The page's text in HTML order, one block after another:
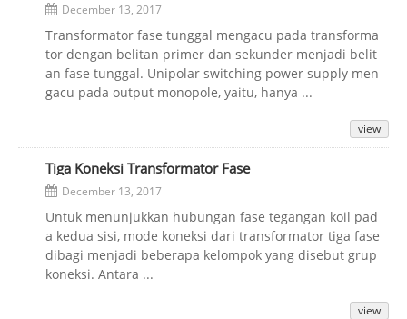
December 13, 2017
Transformator fase tunggal mengacu pada transforma
tor dengan belitan primer dan sekunder menjadi belit
an fase tunggal. Unipolar switching power supply men
gacu pada output monopole, yaitu, hanya ...
view
Tiga Koneksi Transformator Fase
December 13, 2017
Untuk menunjukkan hubungan fase tegangan koil pad
a kedua sisi, mode koneksi dari transformator tiga fase
dibagi menjadi beberapa kelompok yang disebut grup
koneksi. Antara ...
view